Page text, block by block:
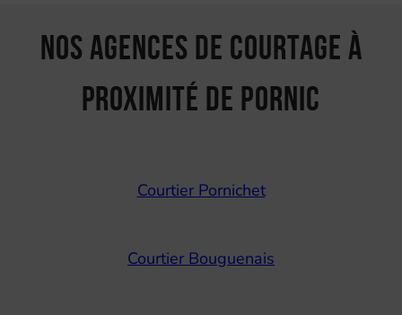
Nos agences de courtage à
proximité de Pornic
Courtier Pornichet
Courtier Bouguenais